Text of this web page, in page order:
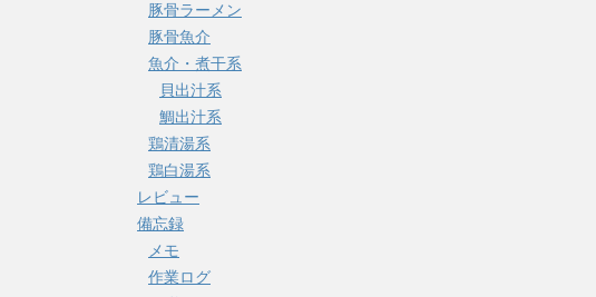
豚骨ラーメン
豚骨魚介
魚介・煮干系
貝出汁系
鯛出汁系
鶏清湯系
鶏白湯系
レビュー
備忘録
メモ
作業ログ